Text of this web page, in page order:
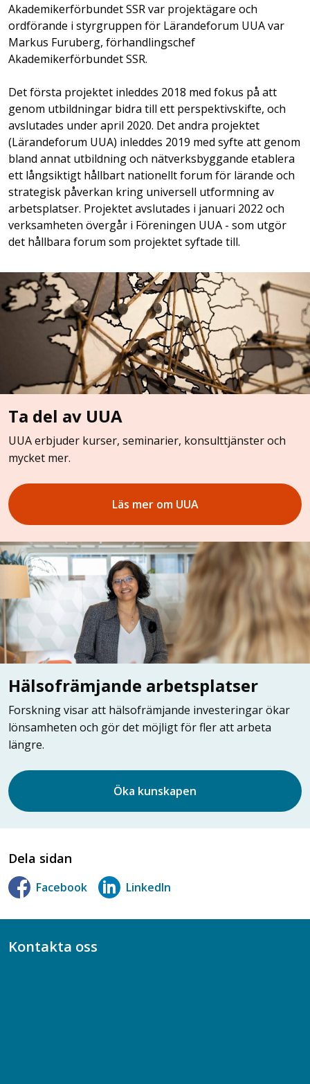
Akademikerförbundet SSR var projektägare och
ordförande i styrgruppen för Lärandeforum UUA var
Markus Furuberg, förhandlingschef
Akademikerförbundet SSR.
Det första projektet inleddes 2018 med fokus på att
genom utbildningar bidra till ett perspektivskifte, och
avslutades under april 2020. Det andra projektet
(Lärandeforum UUA) inleddes 2019 med syfte att genom
bland annat utbildning och nätverksbyggande etablera
ett långsiktigt hållbart nationellt forum för lärande och
strategisk påverkan kring universell utformning av
arbetsplatser. Projektet avslutades i januari 2022 och
verksamheten övergår i Föreningen UUA - som utgör
det hållbara forum som projektet syftade till.
Ta del av UUA
UUA erbjuder kurser, seminarier, konsulttjänster och
mycket mer.
Läs mer om UUA
Hälsofrämjande arbetsplatser
Forskning visar att hälsofrämjande investeringar ökar
lönsamheten och gör det möjligt för fler att arbeta
längre.
Öka kunskapen
Dela sidan
Facebook LinkedIn
Kontakta oss